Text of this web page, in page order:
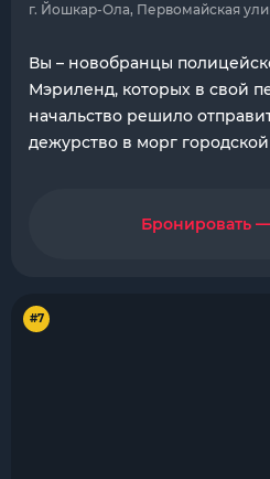
г. Йошкар-Ола, Первомайская
Вы – новобранцы
Мэриленд, которых в свой
начальство решило
дежурство в морг
Бронировать
#7